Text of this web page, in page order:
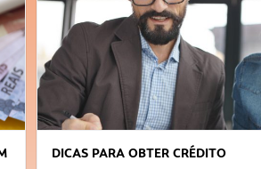
DICAS PARA OBTER CRÉDITO